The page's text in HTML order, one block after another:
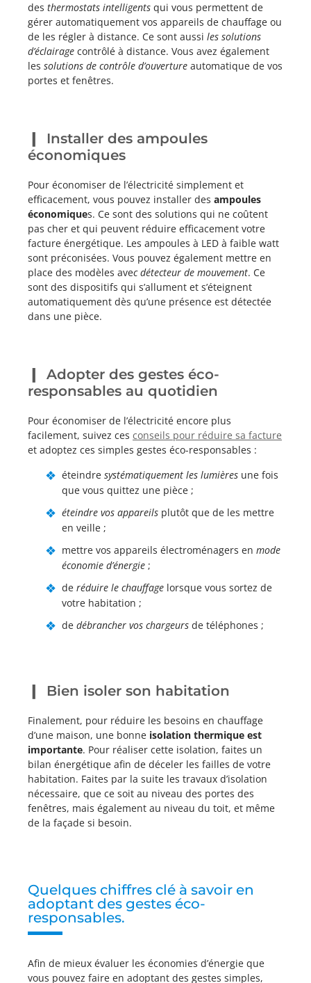
des thermostats intelligents qui vous permettent de
gérer automatiquement vos appareils de chauffage ou
de les régler à distance. Ce sont aussi les solutions
d’éclairage contrôlé à distance. Vous avez également
les solutions de contrôle d’ouverture automatique de vos
portes et fenêtres.
Installer des ampoules
économiques
Pour économiser de l’électricité simplement et
efficacement, vous pouvez installer des ampoules
économiques. Ce sont des solutions qui ne coûtent
pas cher et qui peuvent réduire efficacement votre
facture énergétique. Les ampoules à LED à faible watt
sont préconisées. Vous pouvez également mettre en
place des modèles avec détecteur de mouvement. Ce
sont des dispositifs qui s’allument et s’éteignent
automatiquement dès qu’une présence est détectée
dans une pièce.
Adopter des gestes éco-
responsables au quotidien
Pour économiser de l’électricité encore plus
facilement, suivez ces conseils pour réduire sa facture
et adoptez ces simples gestes éco-responsables :
éteindre systématiquement les lumières une fois
que vous quittez une pièce ;
éteindre vos appareils plutôt que de les mettre
en veille ;
mettre vos appareils électroménagers en mode
économie d’énergie ;
de réduire le chauffage lorsque vous sortez de
votre habitation ;
de débrancher vos chargeurs de téléphones ;
Bien isoler son habitation
Finalement, pour réduire les besoins en chauffage
d’une maison, une bonne isolation thermique est
importante. Pour réaliser cette isolation, faites un
bilan énergétique afin de déceler les failles de votre
habitation. Faites par la suite les travaux d’isolation
nécessaire, que ce soit au niveau des portes des
fenêtres, mais également au niveau du toit, et même
de la façade si besoin.
Quelques chiffres clé à savoir en
adoptant des gestes éco-
responsables.
Afin de mieux évaluer les économies d’énergie que
vous pouvez faire en adoptant des gestes simples,